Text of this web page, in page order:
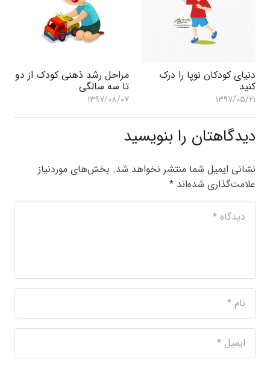
دنیای کودکان نوپا را درک
کنید
۱۳۹۷/۰۵/۲۱
مراحل رشد ذهنی کودک از دو
تا سه سالگی
۱۳۹۷/۰۸/۰۷
دیدگاهتان را بنویسید
نشانی ایمیل شما منتشر نخواهد شد. بخش‌های موردنیاز
علامت‌گذاری شده‌اند *